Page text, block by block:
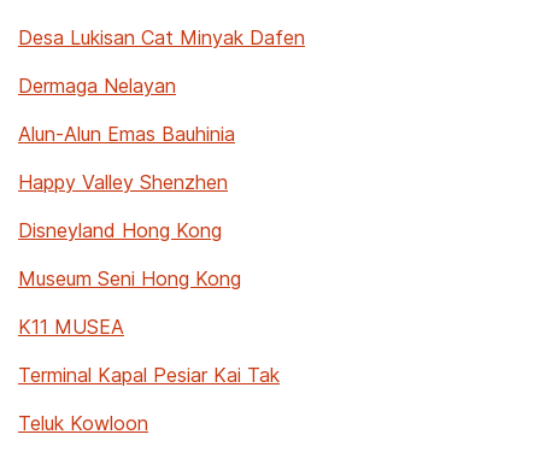
Desa Lukisan Cat Minyak Dafen
Dermaga Nelayan
Alun-Alun Emas Bauhinia
Happy Valley Shenzhen
Disneyland Hong Kong
Museum Seni Hong Kong
K11 MUSEA
Terminal Kapal Pesiar Kai Tak
Teluk Kowloon